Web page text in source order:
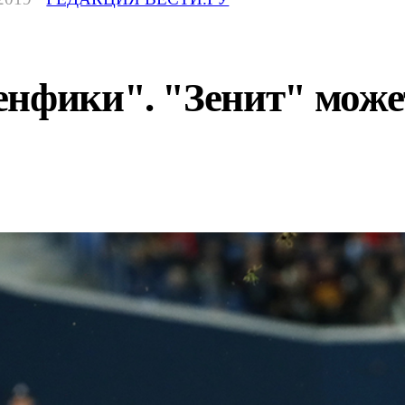
"Зенит"